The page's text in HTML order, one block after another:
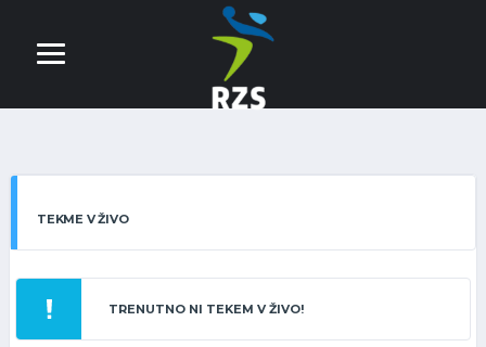
TEKME V ŽIVO
TRENUTNO NI TEKEM V ŽIVO!